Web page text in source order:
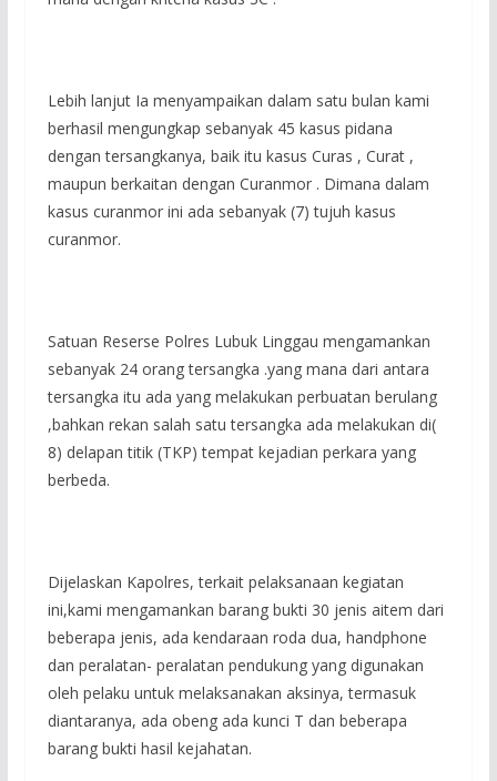
Lebih lanjut Ia menyampaikan dalam satu bulan kami
berhasil mengungkap sebanyak 45 kasus pidana
dengan tersangkanya, baik itu kasus Curas , Curat ,
maupun berkaitan dengan Curanmor . Dimana dalam
kasus curanmor ini ada sebanyak (7) tujuh kasus
curanmor.
Satuan Reserse Polres Lubuk Linggau mengamankan
sebanyak 24 orang tersangka .yang mana dari antara
tersangka itu ada yang melakukan perbuatan berulang
,bahkan rekan salah satu tersangka ada melakukan di(
8) delapan titik (TKP) tempat kejadian perkara yang
berbeda.
Dijelaskan Kapolres, terkait pelaksanaan kegiatan
ini,kami mengamankan barang bukti 30 jenis aitem dari
beberapa jenis, ada kendaraan roda dua, handphone
dan peralatan- peralatan pendukung yang digunakan
oleh pelaku untuk melaksanakan aksinya, termasuk
diantaranya, ada obeng ada kunci T dan beberapa
barang bukti hasil kejahatan.